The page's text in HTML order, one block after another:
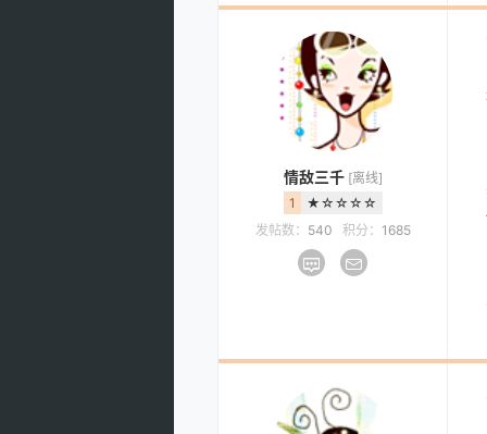
情敌三千 [离线]
1
★☆☆☆☆
发帖数： 540 积分： 1685